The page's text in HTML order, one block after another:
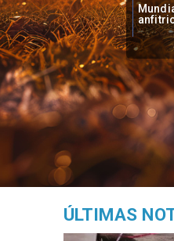
Seis países
tres continentes
FIFA
del
ÚLTIMAS